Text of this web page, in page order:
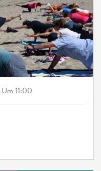
Um 11:00